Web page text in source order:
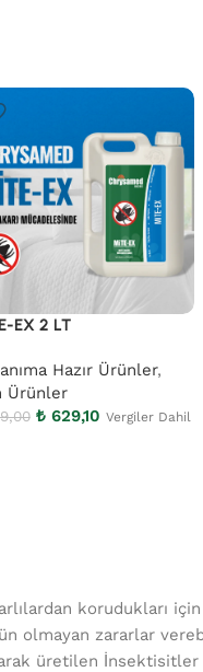
EX 2 LT
Hazır Ürünler,
Ürünler
₺629,10 Vergiler Dahil
korudukları
olmayan zararlar
üretilen